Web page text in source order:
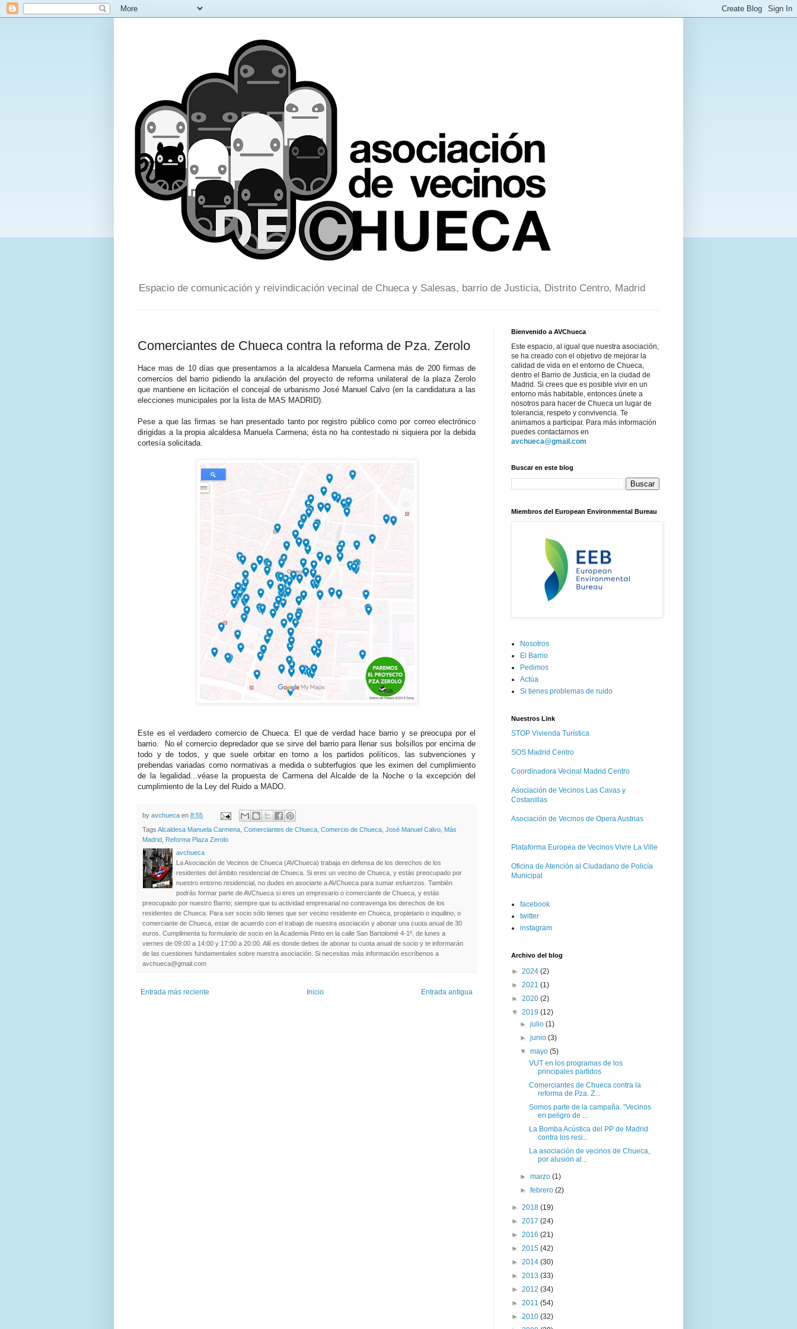
Espacio de comunicación y reivindicación vecinal de Chueca y Salesas, barrio de Justicia, Distrito Centro, Madrid
Comerciantes de Chueca contra la reforma de Pza. Zerolo
Hace mas de 10 días que presentamos a la alcaldesa Manuela Carmena más de 200 firmas de
comercios del barrio pidiendo la anulación del proyecto de reforma unilateral de la plaza Zerolo
que mantiene en licitación el concejal de urbanismo José Manuel Calvo (en la candidatura a las
elecciones municipales por la lista de MAS MADRID).
Pese a que las firmas se han presentado tanto por registro público como por correo electrónico
dirigidas a la propia alcaldesa Manuela Carmena; ésta no ha contestado ni siquiera por la debida
cortesía solicitada.
Este es el verdadero comercio de Chueca. El que de verdad hace barrio y se preocupa por el
barrio. No el comercio depredador que se sirve del barrio para llenar sus bolsillos por encima de
todo y de todos, y que suele orbitar en torno a los partidos políticos, las subvenciones y
prebendas variadas como normativas a medida o subterfugios que les eximen del cumplimiento
de la legalidad...véase la propuesta de Carmena del Alcalde de la Noche o la excepción del
cumplimiento de la Ley del Ruido a MADO.
by avchueca en 8:55
Tags Alcaldesa Manuela Carmena, Comerciantes de Chueca, Comercio de Chueca, José Manuel Calvo, Más
Madrid, Reforma Plaza Zerolo
avchueca
La Asociación de Vecinos de Chueca (AVChueca) trabaja en defensa de los derechos de los
residentes del ámbito residencial de Chueca. Si eres un vecino de Chueca, y estás preocupado por
nuestro entorno residencial, no dudes en asociarte a AVChueca para sumar esfuerzos. También
podrás formar parte de AVChueca si eres un empresario o comerciante de Chueca, y estás
preocupado por nuestro Barrio; siempre que tu actividad empresarial no contravenga los derechos de los
residentes de Chueca. Para ser socio sólo tienes que ser vecino residente en Chueca, propietario o inquilino, o
comerciante de Chueca, estar de acuerdo con el trabajo de nuestra asociación y abonar una cuota anual de 30
euros. Cumplimenta tu formulario de socio en la Academia Pinto en la calle San Bartolomé 4-1º, de lunes a
viernes de 09:00 a 14:00 y 17:00 a 20:00. Allí es donde debes de abonar tu cuota anual de socio y te informarán
de las cuestiones fundamentales sobre nuestra asociación. Si necesitas más información escríbenos a
avchueca@gmail.com
Entrada más reciente Entrada antigua
Inicio
Bienvenido a AVChueca
Este espacio, al igual que nuestra asociación,
se ha creado con el objetivo de mejorar la
calidad de vida en el entorno de Chueca,
dentro el Barrio de Justicia, en la ciudad de
Madrid. Si crees que es posible vivir en un
entorno más habitable, entonces únete a
nosotros para hacer de Chueca un lugar de
tolerancia, respeto y convivencia. Te
animamos a participar. Para más información
puedes contactarnos en
avchueca@gmail.com
Buscar en este blog
Miembros del European Environmental Bureau
Nosotros
El Barrio
Pedimos
Actúa
Si tienes problemas de ruido
Nuestros Link
STOP Vivienda Turística
SOS Madrid Centro
Coordinadora Vecinal Madrid Centro
Asociación de Vecinos Las Cavas y
Costanillas
Asociación de Vecinos de Opera Austrias
Plataforma Europea de Vecinos Vivre La Ville
Oficina de Atención al Ciudadano de Policía
Municipal
facebook
twitter
instagram
Archivo del blog
► 2024 (2)
► 2021 (1)
► 2020 (2)
▼ 2019 (12)
►julio(1)
►junio(3)
▼mayo(5)
VUT en los programas de los
principales partidos
Comerciantes de Chueca contra la
reforma de Pza. Z...
Somos parte de la campaña. “Vecinos
en peligro de ...
La Bomba Acústica del PP de Madrid
contra los resi...
La asociación de vecinos de Chueca,
por alusión al...
►marzo(1)
►febrero(2)
► 2018 (19)
► 2017 (24)
► 2016 (21)
► 2015 (42)
► 2014 (30)
► 2013 (33)
► 2012 (34)
► 2011 (54)
► 2010 (32)